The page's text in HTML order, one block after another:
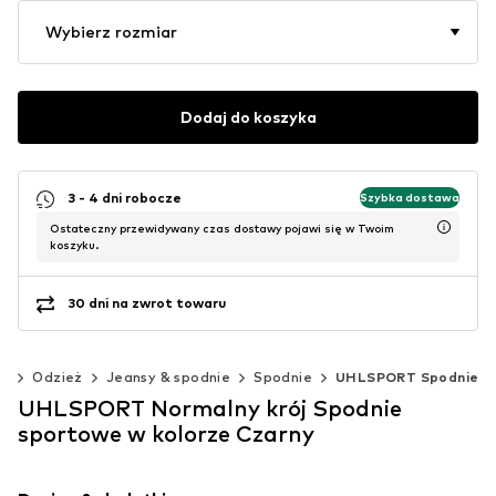
Wybierz rozmiar
Dodaj do koszyka
3 - 4 dni robocze Szybka dostawa
Ostateczny przewidywany czas dostawy pojawi się w Twoim
koszyku.
30 dni na zwrot towaru
Odzież Jeansy & spodnie Spodnie UHLSPORT Spodnie
UHLSPORT Normalny krój Spodnie
sportowe w kolorze Czarny